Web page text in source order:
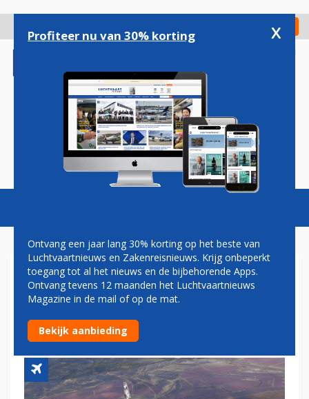
gaan
Check in
Magazine Podcasts Vacatures
HISTORIE: AIRBUS A350
PRECIES VIJF JAAR IN DE
LUCHT
Profiteer nu van 30% korting x
Ontvang een jaar lang 30% korting op het beste van
Luchtvaartnieuws en Zakenreisnieuws. Krijg onbeperkt
toegang tot al het nieuws en de bijbehorende Apps.
Ontvang tevens 12 maanden het Luchtvaartnieuws
Magazine in de mail of op de mat.
Bekijk aanbieding